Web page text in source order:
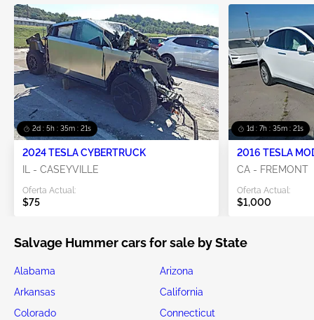
2d : 5h : 35m : 20s
2024 TESLA CYBERTRUCK
IL - CASEYVILLE
Oferta Actual:
$75
1d : 7h : 35m : 20s
2016 TESLA
CA - FREMONT
Oferta Actual:
$1,000
Salvage Hummer cars for sale by State
Alabama
Arizona
Arkansas
California
Colorado
Connecticut